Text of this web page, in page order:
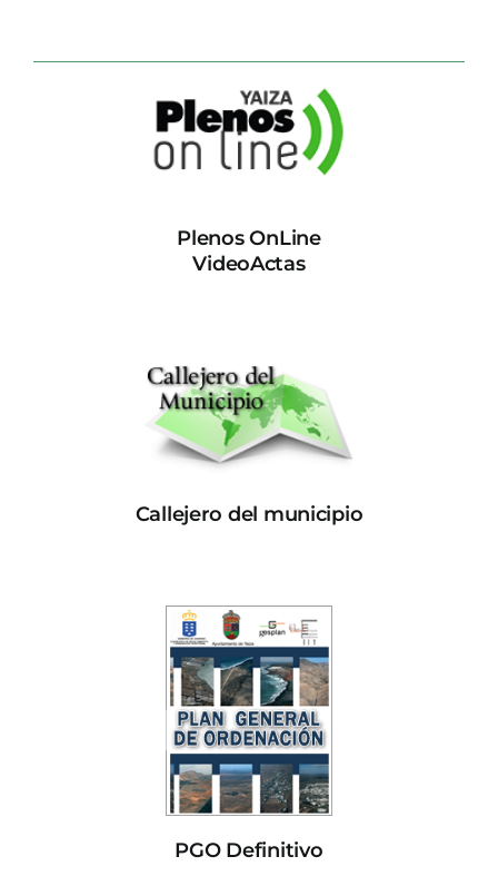
Plenos OnLine
VideoActas
Callejero del municipio
PGO Definitivo